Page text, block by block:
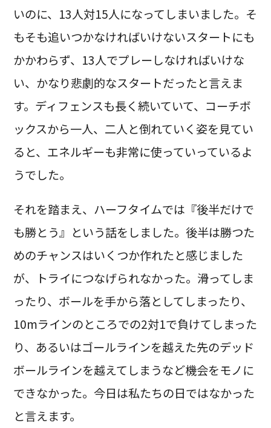
いのに、13人対15人になってしまいました。そ
もそも追いつかなければいけないスタートにも
かかわらず、13人でプレーしなければいけな
い、かなり悲劇的なスタートだったと言えま
す。ディフェンスも長く続いていて、コーチボ
ックスから一人、二人と倒れていく姿を見てい
ると、エネルギーも非常に使っていっているよ
うでした。
それを踏まえ、ハーフタイムでは『後半だけで
も勝とう』という話をしました。後半は勝つた
めのチャンスはいくつか作れたと感じました
が、トライにつなげられなかった。滑ってしま
ったり、ボールを手から落としてしまったり、
10mラインのところでの2対1で負けてしまった
り、あるいはゴールラインを越えた先のデッド
ボールラインを越えてしまうなど機会をモノに
できなかった。今日は私たちの日ではなかった
と言えます。